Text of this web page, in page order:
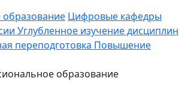
Цифровые кафедры
Углубленное изучение дисциплин
переподготовка Повышение
образование